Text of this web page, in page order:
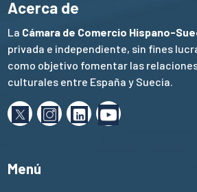
Acerca de
La Cámara de Comercio Hispano-
privada e independiente, sin fines
como objetivo fomentar las
culturales entre España y Suecia.
Menú